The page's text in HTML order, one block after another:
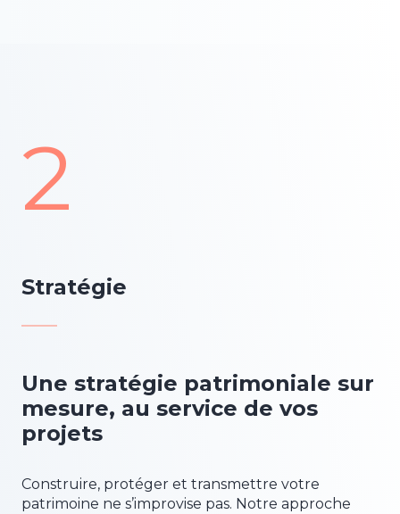
2
Stratégie
Une stratégie patrimoniale sur
mesure, au service de vos
projets
Construire, protéger et transmettre votre
patrimoine ne s’improvise pas. Notre approche